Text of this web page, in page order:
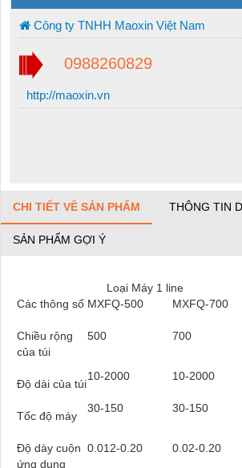
Công ty TNHH Maoxin Việt Nam
0988260829
http://maoxin.vn
CHI TIẾT VỀ SẢN PHẨM THÔNG TIN
SẢN PHẨM GỢI Ý
Các thông số
Loại Máy 1 line
MXFQ-500
MXFQ-700
Chiều rộng
của túi
500 700
Độ dài của túi
10-2000 10-2000
Tốc độ máy
30-150 30-150
Độ dày cuộn
ứng dụng
0.012-0.20 0.02-0.20